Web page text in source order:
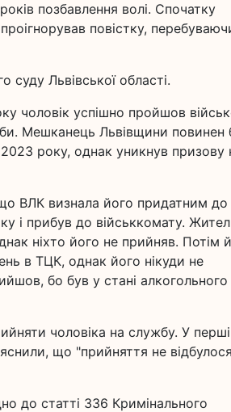
позбавлення волі. Спочатку
повістку,
Львівської області.
чоловік успішно пройшов
Мешканець Львівщини повинен
року, однак уникнув призову
ВЛК визнала його придатним до
і прибув до військкомату.
ніхто його не прийняв. Потім
в ТЦК, однак його нікуди не
бо був у стані алкогольного
чоловіка на службу. У
що "прийняття не
до статті 336 Кримінального